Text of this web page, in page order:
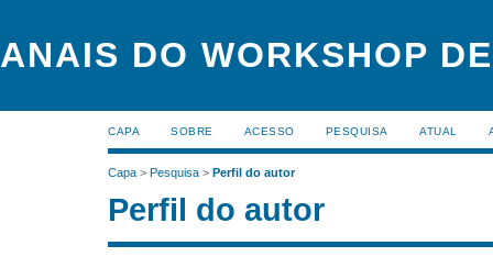
ANAIS DO WORKSHOP
CAPA SOBRE ACESSO PESQUISA ATUAL
Capa > Pesquisa > Perfil do autor
Perfil do autor